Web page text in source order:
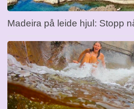
Madeira på leide hjul: Stopp